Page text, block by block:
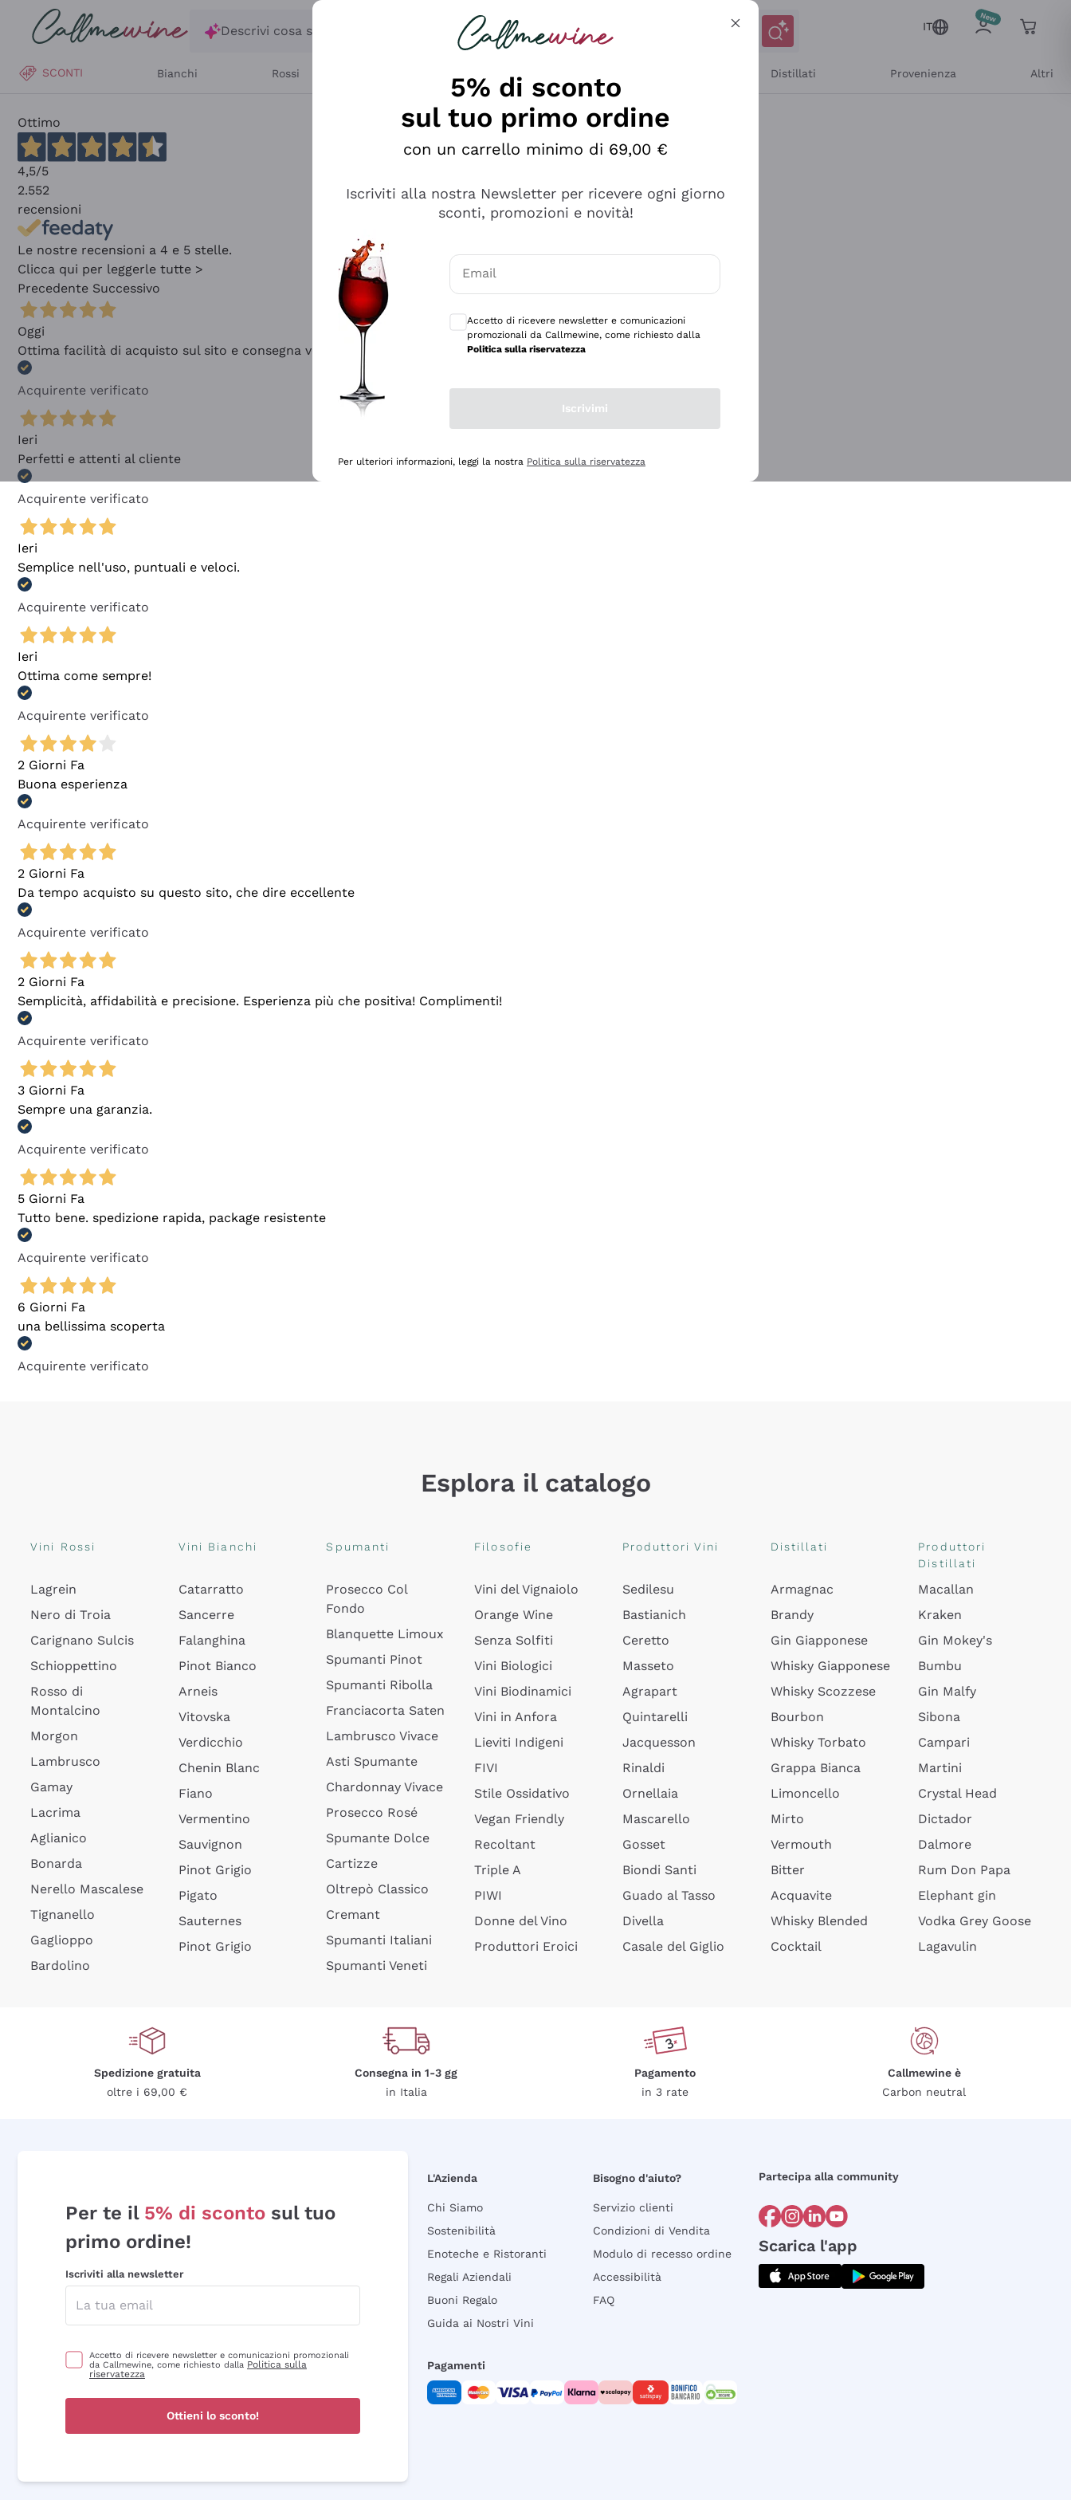
Salta al contenuto principale
Descrivi cosa stai cercando
IT
SCONTI Bianchi Rossi Distillati Provenienza Altri
Ottimo
4,5/5
2.552
recensioni
Le nostre recensioni a 4 e 5 stelle.
Clicca qui per leggerle tutte >
Precedente Successivo
Oggi
Ottima facilità di acquisto sul sito e consegna velocissima
Acquirente verificato
Ieri
Perfetti e attenti al cliente
Acquirente verificato
Ieri
Semplice nell'uso, puntuali e veloci.
Acquirente verificato
Ieri
Ottima come sempre!
Acquirente verificato
2 Giorni Fa
Buona esperienza
Acquirente verificato
2 Giorni Fa
Da tempo acquisto su questo sito, che dire eccellente
Acquirente verificato
2 Giorni Fa
Semplicità, affidabilità e precisione. Esperienza più che positiva! Complimenti!
Acquirente verificato
3 Giorni Fa
Sempre una garanzia.
Acquirente verificato
5 Giorni Fa
Tutto bene. spedizione rapida, package resistente
Acquirente verificato
6 Giorni Fa
una bellissima scoperta
Acquirente verificato
Esplora il catalogo
Vini Rossi
Lagrein
Nero di Troia
Carignano Sulcis
Schioppettino
Rosso di
Montalcino
Morgon
Lambrusco
Gamay
Lacrima
Aglianico
Bonarda
Nerello Mascalese
Tignanello
Gaglioppo
Bardolino
Vini Bianchi
Catarratto
Sancerre
Falanghina
Pinot Bianco
Arneis
Vitovska
Verdicchio
Chenin Blanc
Fiano
Vermentino
Sauvignon
Pinot Grigio
Pigato
Sauternes
Pinot Grigio
Spumanti
Prosecco Col
Fondo
Blanquette Limoux
Spumanti Pinot
Spumanti Ribolla
Franciacorta Saten
Lambrusco Vivace
Asti Spumante
Chardonnay Vivace
Prosecco Rosé
Spumante Dolce
Cartizze
Oltrepò Classico
Cremant
Spumanti Italiani
Spumanti Veneti
Filosofie
Vini del Vignaiolo
Orange Wine
Senza Solfiti
Vini Biologici
Vini Biodinamici
Vini in Anfora
Lieviti Indigeni
FIVI
Stile Ossidativo
Vegan Friendly
Recoltant
Triple A
PIWI
Donne del Vino
Produttori Eroici
Produttori Vini
Sedilesu
Bastianich
Ceretto
Masseto
Agrapart
Quintarelli
Jacquesson
Rinaldi
Ornellaia
Mascarello
Gosset
Biondi Santi
Guado al Tasso
Divella
Casale del Giglio
Distillati
Armagnac
Brandy
Gin Giapponese
Whisky Giapponese
Whisky Scozzese
Bourbon
Whisky Torbato
Grappa Bianca
Limoncello
Mirto
Vermouth
Bitter
Acquavite
Whisky Blended
Cocktail
Produttori
Distillati
Macallan
Kraken
Gin Mokey's
Bumbu
Gin Malfy
Sibona
Campari
Martini
Crystal Head
Dictador
Dalmore
Rum Don Papa
Elephant gin
Vodka Grey Goose
Lagavulin
Spedizione gratuita
oltre i 69,00 €
Consegna in 1-3 gg
in Italia
Pagamento
in 3 rate
Callmewine è
Carbon neutral
Per te il 5% di sconto sul tuo
primo ordine!
Iscriviti alla newsletter
Accetto di ricevere newsletter e comunicazioni promozionali
da Callmewine, come richiesto dalla Politica sulla
riservatezza
Ottieni lo sconto!
L'Azienda
Chi Siamo
Sostenibilità
Enoteche e Ristoranti
Regali Aziendali
Buoni Regalo
Guida ai Nostri Vini
Bisogno d'aiuto?
Servizio clienti
Condizioni di Vendita
Modulo di recesso ordine
Accessibilità
FAQ
Partecipa alla community
Scarica l'app
Pagamenti
5% di sconto
sul tuo primo ordine
con un carrello minimo di 69,00 €
Iscriviti alla nostra Newsletter per ricevere ogni giorno
sconti, promozioni e novità!
Email
Accetto di ricevere newsletter e comunicazioni
promozionali da Callmewine, come richiesto dalla
Politica sulla riservatezza
Iscrivimi
Per ulteriori informazioni, leggi la nostra Politica sulla riservatezza